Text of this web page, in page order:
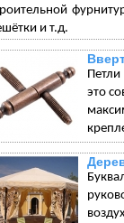
и т.д.
это